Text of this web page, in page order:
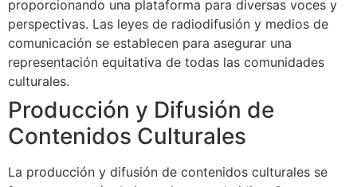
proporcionando una plataforma para diversas voces y
perspectivas. Las leyes de radiodifusión y medios de
comunicación se establecen para asegurar una
representación equitativa de todas las comunidades
culturales.
Producción y Difusión de
Contenidos Culturales
La producción y difusión de contenidos culturales se